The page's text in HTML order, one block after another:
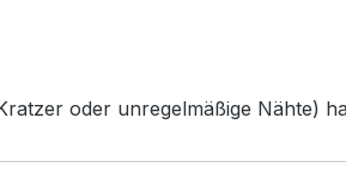
oder unregelmäßige Nähte)